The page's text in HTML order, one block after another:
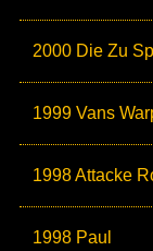
2000 Die Zu
1999 Vans
1998 Attacke
1998 Paul